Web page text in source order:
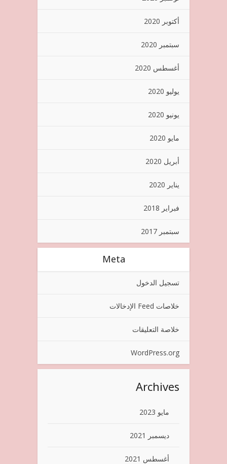
أكتوبر 2020
سبتمبر 2020
أغسطس 2020
يوليو 2020
يونيو 2020
مايو 2020
أبريل 2020
يناير 2020
فبراير 2018
سبتمبر 2017
Meta
تسجيل الدخول
خلاصات Feed الإدخالات
خلاصة التعليقات
WordPress.org
Archives
مايو 2023
ديسمبر 2021
أغسطس 2021